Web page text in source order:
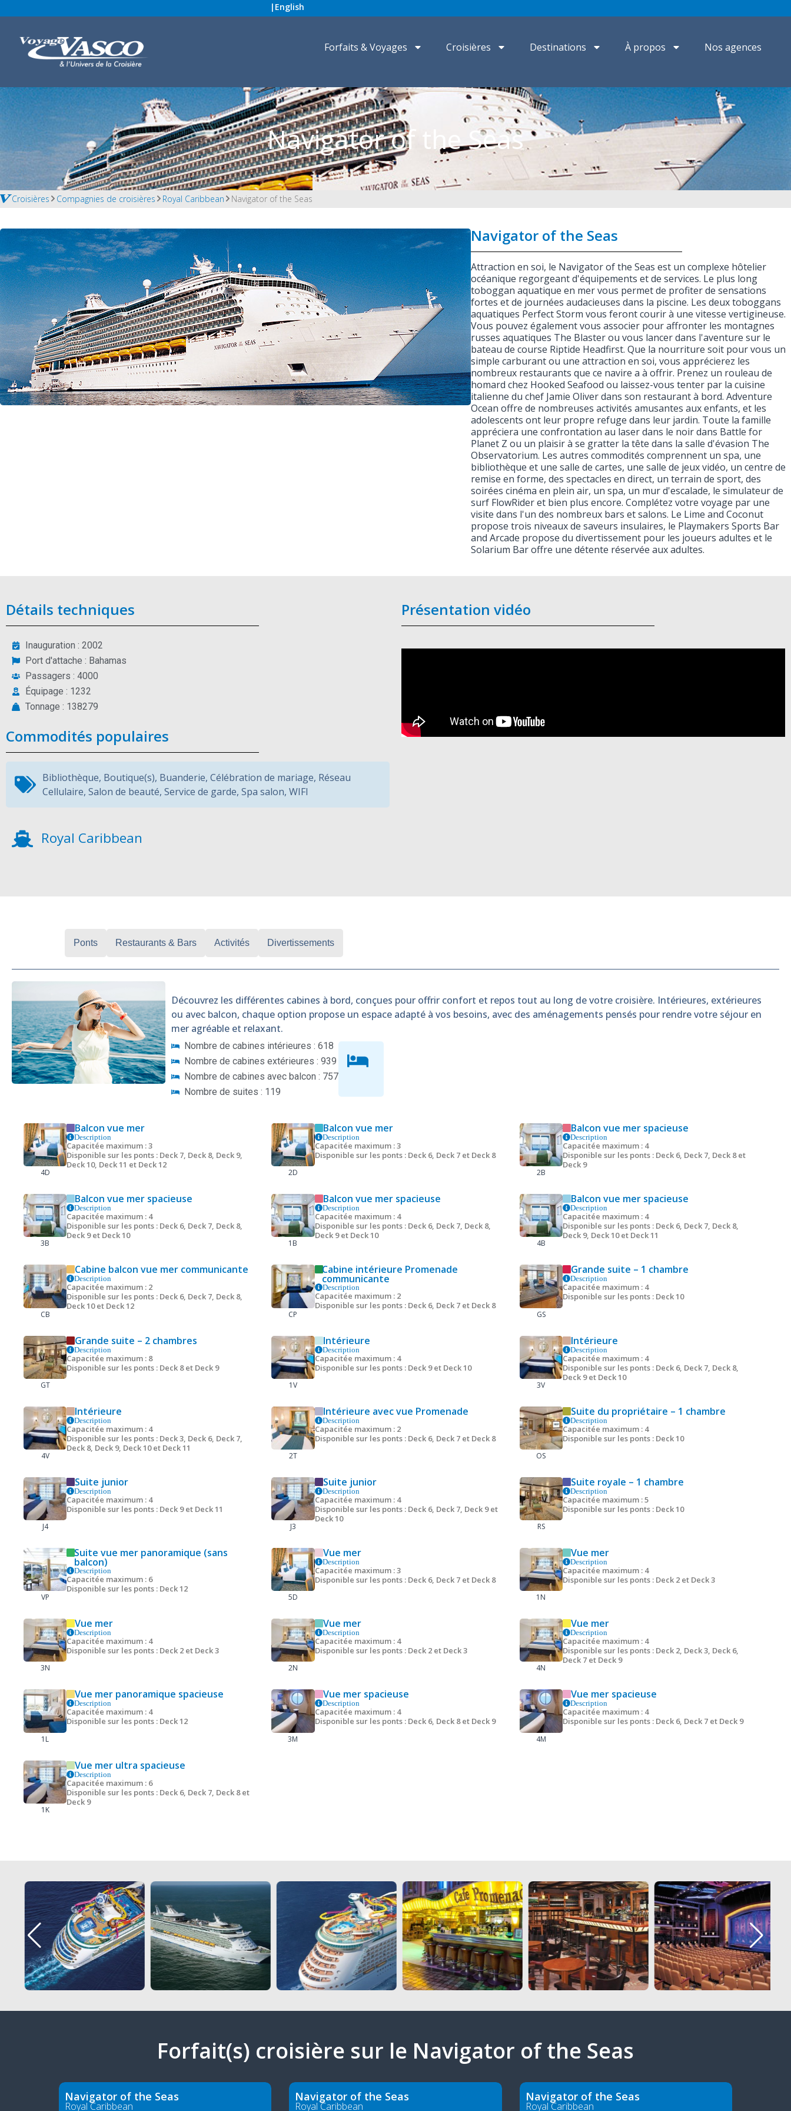
| English
Forfaits & Voyages Croisières Destinations À propos Nos agences
Navigator of the Seas
Croisières Compagnies de croisières Royal Caribbean Navigator of the Seas
Navigator of the Seas
Attraction en soi, le Navigator of the Seas est un complexe hôtelier
océanique regorgeant d'équipements et de services. Le plus long
toboggan aquatique en mer vous permet de profiter de sensations
fortes et de journées audacieuses dans la piscine. Les deux toboggans
aquatiques Perfect Storm vous feront courir à une vitesse vertigineuse.
Vous pouvez également vous associer pour affronter les montagnes
russes aquatiques The Blaster ou vous lancer dans l'aventure sur le
bateau de course Riptide Headfirst. Que la nourriture soit pour vous un
simple carburant ou une attraction en soi, vous apprécierez les
nombreux restaurants que ce navire a à offrir. Prenez un rouleau de
homard chez Hooked Seafood ou laissez-vous tenter par la cuisine
italienne du chef Jamie Oliver dans son restaurant à bord. Adventure
Ocean offre de nombreuses activités amusantes aux enfants, et les
adolescents ont leur propre refuge dans leur jardin. Toute la famille
appréciera une confrontation au laser dans le noir dans Battle for
Planet Z ou un plaisir à se gratter la tête dans la salle d'évasion The
Observatorium. Les autres commodités comprennent un spa, une
bibliothèque et une salle de cartes, une salle de jeux vidéo, un centre de
remise en forme, des spectacles en direct, un terrain de sport, des
soirées cinéma en plein air, un spa, un mur d'escalade, le simulateur de
surf FlowRider et bien plus encore. Complétez votre voyage par une
visite dans l'un des nombreux bars et salons. Le Lime and Coconut
propose trois niveaux de saveurs insulaires, le Playmakers Sports Bar
and Arcade propose du divertissement pour les joueurs adultes et le
Solarium Bar offre une détente réservée aux adultes.
Détails techniques
Inauguration : 2002
Port d'attache : Bahamas
Passagers : 4000
Équipage : 1232
Tonnage : 138279
Commodités populaires
Bibliothèque, Boutique(s), Buanderie, Célébration de mariage, Réseau
Cellulaire, Salon de beauté, Service de garde, Spa salon, WIFI
Royal Caribbean
Présentation vidéo
Ponts Restaurants & Bars Activités Divertissements
Découvrez les différentes cabines à bord, conçues pour offrir confort et repos tout au long de votre croisière. Intérieures, extérieures
ou avec balcon, chaque option propose un espace adapté à vos besoins, avec des aménagements pensés pour rendre votre séjour en
mer agréable et relaxant.
Nombre de cabines intérieures : 618
Nombre de cabines extérieures : 939
Nombre de cabines avec balcon : 757
Nombre de suites : 119
4D
Balcon vue mer
Description
Capacitée maximum : 3
Disponible sur les ponts : Deck 7, Deck 8, Deck 9,
Deck 10, Deck 11 et Deck 12
2D
Balcon vue mer
Description
Capacitée maximum : 3
Disponible sur les ponts : Deck 6, Deck 7 et Deck 8
2B
Balcon vue mer spacieuse
Description
Capacitée maximum : 4
Disponible sur les ponts : Deck 6, Deck 7, Deck 8 et
Deck 9
3B
Balcon vue mer spacieuse
Description
Capacitée maximum : 4
Disponible sur les ponts : Deck 6, Deck 7, Deck 8,
Deck 9 et Deck 10
1B
Balcon vue mer spacieuse
Description
Capacitée maximum : 4
Disponible sur les ponts : Deck 6, Deck 7, Deck 8,
Deck 9 et Deck 10
4B
Balcon vue mer spacieuse
Description
Capacitée maximum : 4
Disponible sur les ponts : Deck 6, Deck 7, Deck 8,
Deck 9, Deck 10 et Deck 11
CB
Cabine balcon vue mer communicante
Description
Capacitée maximum : 2
Disponible sur les ponts : Deck 6, Deck 7, Deck 8,
Deck 10 et Deck 12
CP
Cabine intérieure Promenade
communicante
Description
Capacitée maximum : 2
Disponible sur les ponts : Deck 6, Deck 7 et Deck 8
GS
Grande suite – 1 chambre
Description
Capacitée maximum : 4
Disponible sur les ponts : Deck 10
GT
Grande suite – 2 chambres
Description
Capacitée maximum : 8
Disponible sur les ponts : Deck 8 et Deck 9
1V
Intérieure
Description
Capacitée maximum : 4
Disponible sur les ponts : Deck 9 et Deck 10
3V
Intérieure
Description
Capacitée maximum : 4
Disponible sur les ponts : Deck 6, Deck 7, Deck 8,
Deck 9 et Deck 10
4V
Intérieure
Description
Capacitée maximum : 4
Disponible sur les ponts : Deck 3, Deck 6, Deck 7,
Deck 8, Deck 9, Deck 10 et Deck 11
2T
Intérieure avec vue Promenade
Description
Capacitée maximum : 2
Disponible sur les ponts : Deck 6, Deck 7 et Deck 8
OS
Suite du propriétaire – 1 chambre
Description
Capacitée maximum : 4
Disponible sur les ponts : Deck 10
J4
Suite junior
Description
Capacitée maximum : 4
Disponible sur les ponts : Deck 9 et Deck 11
J3
Suite junior
Description
Capacitée maximum : 4
Disponible sur les ponts : Deck 6, Deck 7, Deck 9 et
Deck 10
RS
Suite royale – 1 chambre
Description
Capacitée maximum : 5
Disponible sur les ponts : Deck 10
VP
Suite vue mer panoramique (sans
balcon)
Description
Capacitée maximum : 6
Disponible sur les ponts : Deck 12
5D
Vue mer
Description
Capacitée maximum : 3
Disponible sur les ponts : Deck 6, Deck 7 et Deck 8
1N
Vue mer
Description
Capacitée maximum : 4
Disponible sur les ponts : Deck 2 et Deck 3
3N
Vue mer
Description
Capacitée maximum : 4
Disponible sur les ponts : Deck 2 et Deck 3
2N
Vue mer
Description
Capacitée maximum : 4
Disponible sur les ponts : Deck 2 et Deck 3
4N
Vue mer
Description
Capacitée maximum : 4
Disponible sur les ponts : Deck 2, Deck 3, Deck 6,
Deck 7 et Deck 9
1L
Vue mer panoramique spacieuse
Description
Capacitée maximum : 4
Disponible sur les ponts : Deck 12
3M
Vue mer spacieuse
Description
Capacitée maximum : 4
Disponible sur les ponts : Deck 6, Deck 8 et Deck 9
4M
Vue mer spacieuse
Description
Capacitée maximum : 4
Disponible sur les ponts : Deck 6, Deck 7 et Deck 9
1K
Vue mer ultra spacieuse
Description
Capacitée maximum : 6
Disponible sur les ponts : Deck 6, Deck 7, Deck 8 et
Deck 9
Forfait(s) croisière sur le Navigator of the Seas
Navigator of the Seas
Royal Caribbean
Navigator of the Seas
Royal Caribbean
Navigator of the Seas
Royal Caribbean